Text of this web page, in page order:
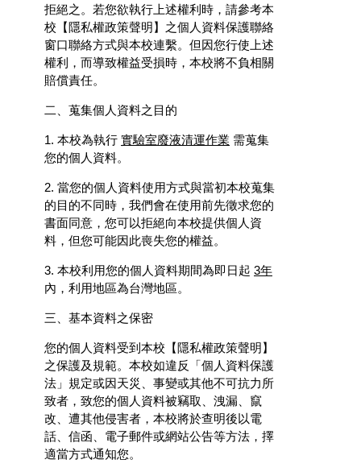
拒絕之。若您欲執行上述權利時，請參考本
校【隱私權政策聲明】之個人資料保護聯絡
窗口聯絡方式與本校連繫。但因您行使上述
權利，而導致權益受損時，本校將不負相關
賠償責任。
二、蒐集個人資料之目的
1. 本校為執行 實驗室廢液清運作業 需蒐集
您的個人資料。
2. 當您的個人資料使用方式與當初本校蒐集
的目的不同時，我們會在使用前先徵求您的
書面同意，您可以拒絕向本校提供個人資
料，但您可能因此喪失您的權益。
3. 本校利用您的個人資料期間為即日起 3年
內，利用地區為台灣地區。
三、基本資料之保密
您的個人資料受到本校【隱私權政策聲明】
之保護及規範。本校如違反「個人資料保護
法」規定或因天災、事變或其他不可抗力所
致者，致您的個人資料被竊取、洩漏、竄
改、遭其他侵害者，本校將於查明後以電
話、信函、電子郵件或網站公告等方法，擇
適當方式通知您。